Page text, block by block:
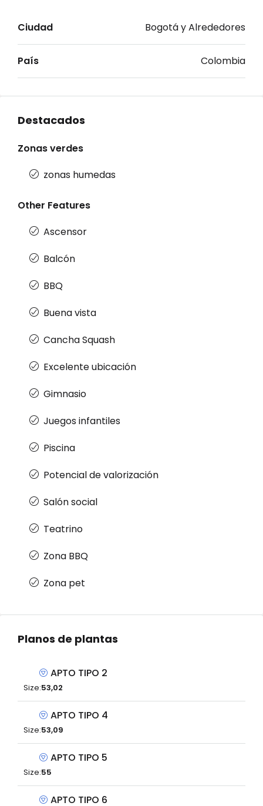
Ciudad Bogotá y Alrededores
País Colombia
Destacados
Zonas verdes
zonas humedas
Other Features
Ascensor
Balcón
BBQ
Buena vista
Cancha Squash
Excelente ubicación
Gimnasio
Juegos infantiles
Piscina
Potencial de valorización
Salón social
Teatrino
Zona BBQ
Zona pet
Planos de plantas
APTO TIPO 2
Size:53,02
APTO TIPO 4
Size:53,09
APTO TIPO 5
Size:55
APTO TIPO 6